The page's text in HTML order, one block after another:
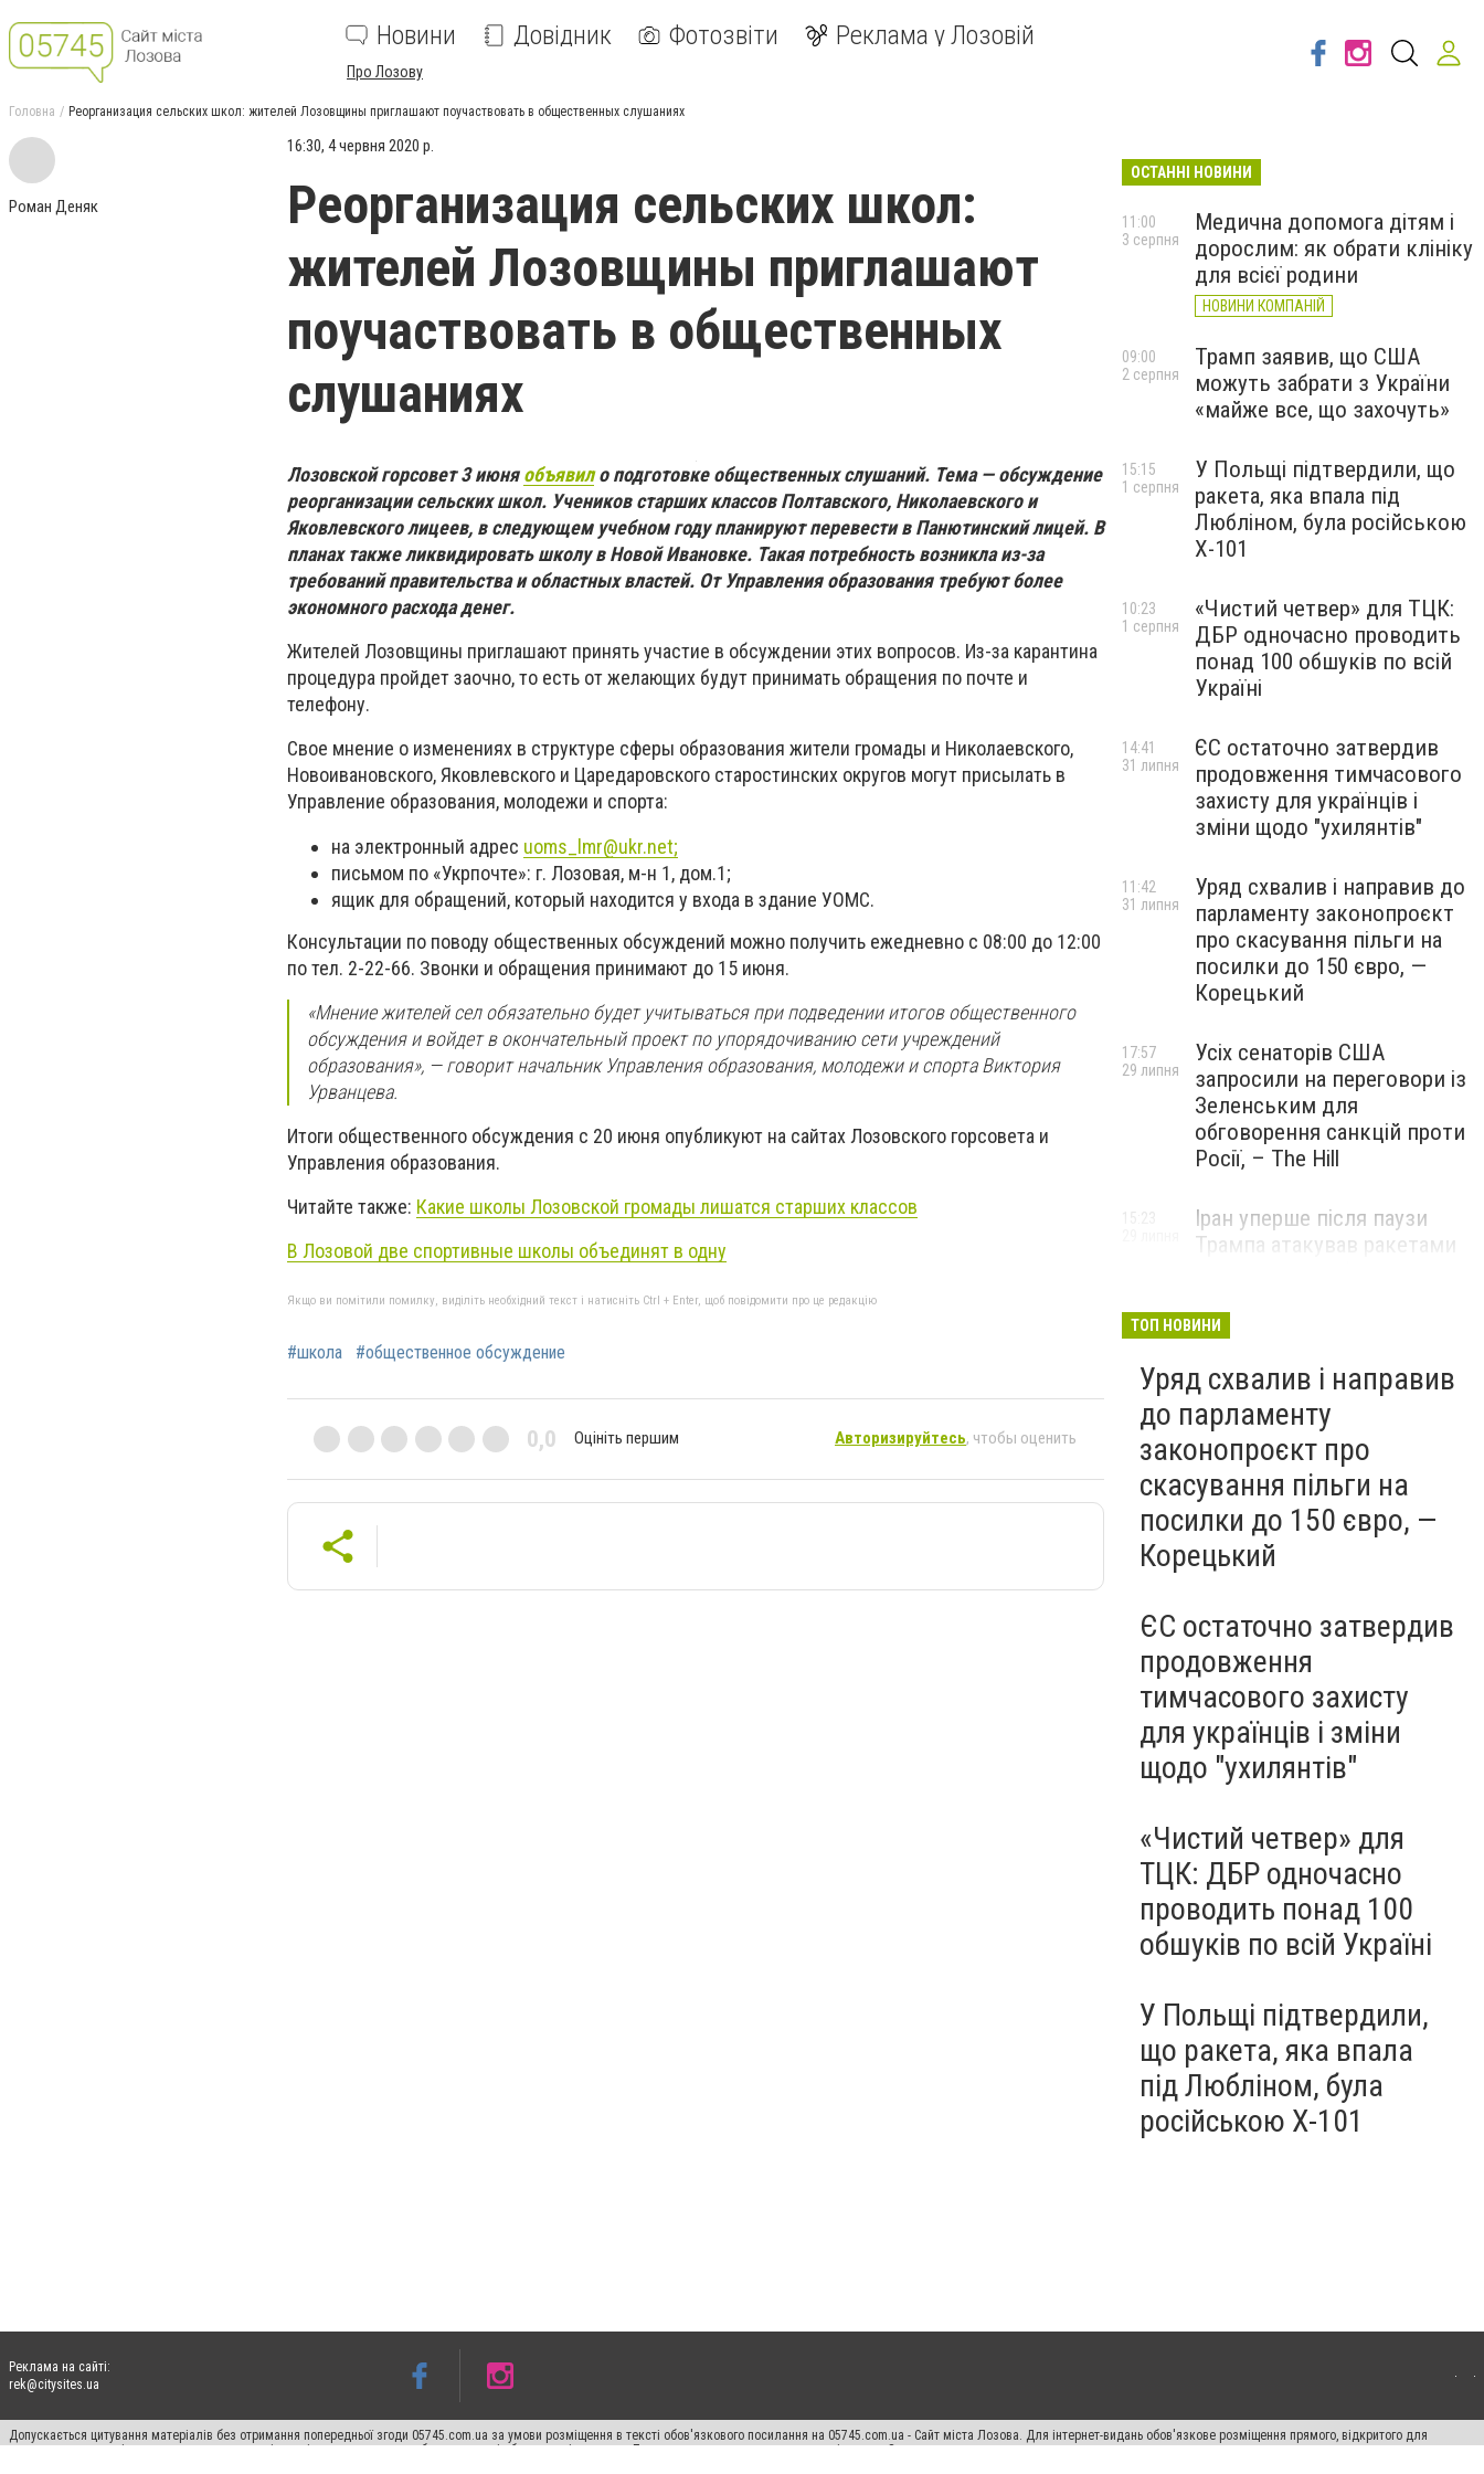
Новини Довідник Фотозвіти Реклама у Лозовій
Про Лозову
Головна Реорганизация сельских школ: жителей Лозовщины приглашают поучаствовать в общественных слушаниях
Роман Деняк
16:30, 4 червня 2020 р.
Реорганизация сельских школ:
жителей Лозовщины приглашают
поучаствовать в общественных
слушаниях
Лозовской горсовет 3 июняобъявило подготовке общественных слушаний. Тема — обсуждение
реорганизации сельских школ. Учеников старших классов Полтавского, Николаевского и
Яковлевского лицеев, в следующем учебном году планируют перевести в Панютинский лицей. В
планах также ликвидировать школу в Новой Ивановке. Такая потребность возникла из-за
требований правительства и областных властей. От Управления образования требуют более
экономного расхода денег.
Жителей Лозовщины приглашают принять участие в обсуждении этих вопросов. Из-за карантина
процедура пройдет заочно, то есть от желающих будут принимать обращения по почте и
телефону.
Свое мнение о изменениях в структуре сферы образования жители громады и Николаевского,
Новоивановского, Яковлевского и Царедаровского старостинских округов могут присылать в
Управление образования, молодежи и спорта:
на электронный адрес uoms lmr@ukr.net;
письмом по «Укрпочте»: г. Лозовая, м-н 1, дом.1;
ящик для обращений, который находится у входа в здание УОМС.
Консультации по поводу общественных обсуждений можно получить ежедневно с 08:00 до 12:00
по тел. 2-22-66. Звонки и обращения принимают до 15 июня.
«Мнение жителей сел обязательно будет учитываться при подведении итогов общественного
обсуждения и войдет в окончательный проект по упорядочиванию сети учреждений
образования», — говорит начальник Управления образования, молодежи и спорта Виктория
Урванцева.
Итоги общественного обсуждения с 20 июня опубликуют на сайтах Лозовского горсовета и
Управления образования.
Читайте также: Какие школы Лозовской громады лишатся старших классов
В Лозовой две спортивные школы объединят в одну
Якщо ви помітили помилку, виділіть необхідний текст і натисніть Ctrl + Enter, щоб повідомити про це редакцію
#школа #общественное обсуждение
0,0 Оцініть першим Авторизируйтесь, чтобы оценить
ОСТАННІ НОВИНИ
Медична допомога дітям і
дорослим: як обрати клініку
для всієї родини
НОВИНИ КОМПАНІЙ
11:00
3 серпня
Трамп заявив, що США
можуть забрати з України
«майже все, що захочуть»
09:00
2 серпня
У Польщі підтвердили, що
ракета, яка впала під
Любліном, була російською
Х-101
15:15
1 серпня
«Чистий четвер» для ТЦК:
ДБР одночасно проводить
понад 100 обшуків по всій
Україні
10:23
1 серпня
ЄС остаточно затвердив
продовження тимчасового
захисту для українців і
зміни щодо "ухилянтів"
14:41
31 липня
Уряд схвалив і направив до
парламенту законопроєкт
про скасування пільги на
посилки до 150 євро, —
Корецький
11:42
31 липня
Усіх сенаторів США
запросили на переговори із
Зеленським для
обговорення санкцій проти
Росії, – The Hill
17:57
29 липня
Іран уперше після паузи
Трампа атакував ракетами
15:23
ТОП НОВИНИ
Уряд схвалив і направив
до парламенту
законопроєкт про
скасування пільги на
посилки до 150 євро, —
Корецький
ЄС остаточно затвердив
продовження
тимчасового захисту
для українців і зміни
щодо "ухилянтів"
«Чистий четвер» для
ТЦК: ДБР одночасно
проводить понад 100
обшуків по всій Україні
У Польщі підтвердили,
що ракета, яка впала
під Любліном, була
російською Х-101
Реклама на сайті:
rek@citysites.ua
Допускається цитування матеріалів без отримання попередньої згоди 05745.com.ua за умови розміщення в тексті обов'язкового посилання на 05745.com.ua - Сайт міста Лозова. Для інтернет-видань обов'язкове розміщення прямого, відкритого для
пошукових систем гіперпосилання на цитовані статті не нижче другого абзацу в тексті або в якості джерела. Порушення виняткових прав переслідується Законом.